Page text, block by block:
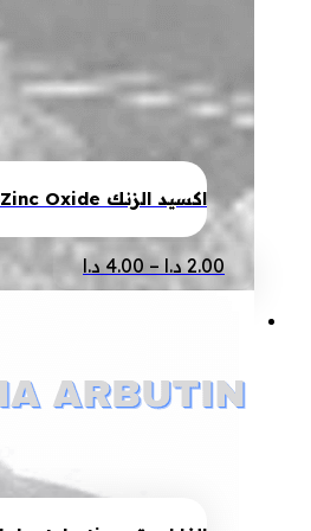
لهذا
المنتج.
يمكن
اختيار
صفحة
المنتج
اكسيد الزنك Zinc Oxide
2.00 د.ا –
4.00 د.انطاق
السعر:
خلال
هناك
العديد
لهذا
يمكن
اختيار